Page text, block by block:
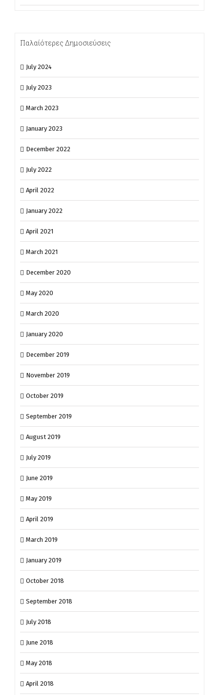
Παλαίότερες Δημοσιεύσεις
July 2024
July 2023
March 2023
January 2023
December 2022
July 2022
April 2022
January 2022
April 2021
March 2021
December 2020
May 2020
March 2020
January 2020
December 2019
November 2019
October 2019
September 2019
August 2019
July 2019
June 2019
May 2019
April 2019
March 2019
January 2019
October 2018
September 2018
July 2018
June 2018
May 2018
April 2018